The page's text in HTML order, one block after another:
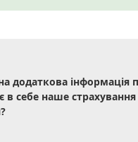
додаткова інформація
в себе наше страхування
?